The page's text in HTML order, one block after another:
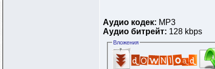
Аудио кодек: MP3
Аудио битрейт: 128 kbps
Вложения